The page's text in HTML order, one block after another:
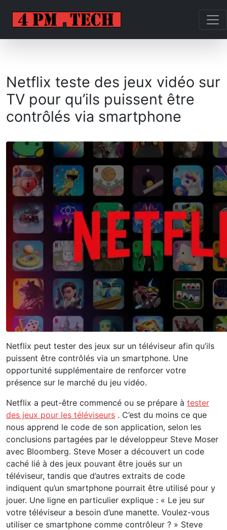
Netflix teste des jeux vidéo sur
TV pour qu’ils puissent être
contrôlés via smartphone
Netflix peut tester des jeux sur un téléviseur afin qu’ils
puissent être contrôlés via un smartphone. Une
opportunité supplémentaire de renforcer votre
présence sur le marché du jeu vidéo.
Netflix a peut-être commencé ou se prépare à tester
des jeux pour les téléviseurs . C’est du moins ce que
nous apprend le code de son application, selon les
conclusions partagées par le développeur Steve Moser
avec Bloomberg. Steve Moser a découvert un code
caché lié à des jeux pouvant être joués sur un
téléviseur, tandis que d’autres extraits de code
indiquent qu’un smartphone pourrait être utilisé pour y
jouer. Une ligne en particulier explique : « Le jeu sur
votre téléviseur a besoin d’une manette. Voulez-vous
utiliser ce smartphone comme contrôleur ? » Steve